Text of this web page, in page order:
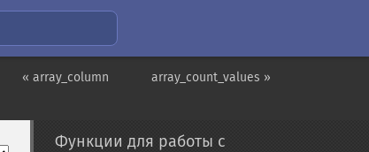
array_count_values »
« array_column
Функции для работы с